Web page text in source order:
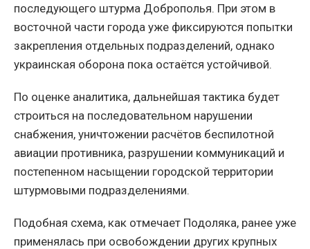
последующего штурма Доброполья. При этом в
восточной части города уже фиксируются попытки
закрепления отдельных подразделений, однако
украинская оборона пока остаётся устойчивой.
По оценке аналитика, дальнейшая тактика будет
строиться на последовательном нарушении
снабжения, уничтожении расчётов беспилотной
авиации противника, разрушении коммуникаций и
постепенном насыщении городской территории
штурмовыми подразделениями.
Подобная схема, как отмечает Подоляка, ранее уже
применялась при освобождении других крупных